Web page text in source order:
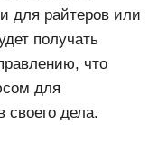
для райтеров или
получать
что
для
своего дела.